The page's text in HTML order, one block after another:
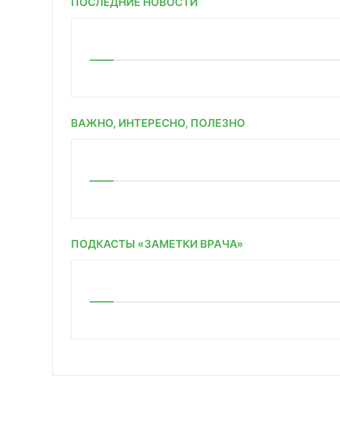
ВАЖНО, ИНТЕРЕСНО, ПОЛЕЗНО
ПОДКАСТЫ «ЗАМЕТКИ ВРАЧА»